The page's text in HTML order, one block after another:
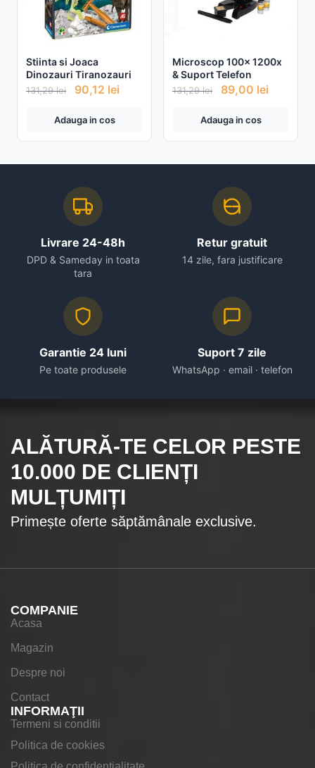
Stiinta si Joaca
Dinozauri Tiranozauri
131,29lei 90,12 lei
Adauga in cos
Microscop 100x 1200x
& Suport Telefon
131,29lei 89,00 lei
Adauga in cos
Livrare 24-48h
DPD & Sameday in toata
tara
Retur gratuit
14 zile, fara justificare
Garantie 24 luni
Pe toate produsele
Suport 7 zile
WhatsApp · email · telefon
ALĂTURĂ-TE CELOR PESTE
10.000 DE CLIENȚI
MULȚUMIȚI
Primește oferte săptămânale exclusive.
COMPANIE
Acasa
Magazin
Despre noi
Contact
INFORMAŢII
Termeni si conditii
Politica de cookies